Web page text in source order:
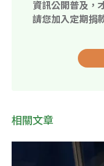
資訊公開普及，
請您加入定期捐
相關文章